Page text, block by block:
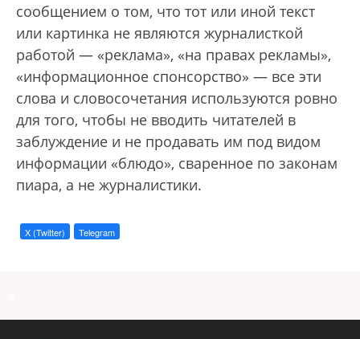
сообщением о том, что тот или иной текст
или картинка не являются журналисткой
работой — «реклама», «на правах рекламы»,
«информационное спонсорство» — все эти
слова и словосочетания используются ровно
для того, чтобы не вводить читателей в
заблуждение и не продавать им под видом
информации «блюдо», сваренное по законам
пиара, а не журналистики.
X (Twitter) Telegram